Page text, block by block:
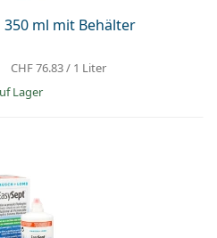
350 ml mit Behälter
CHF 76.83/ 1 Liter
Lager